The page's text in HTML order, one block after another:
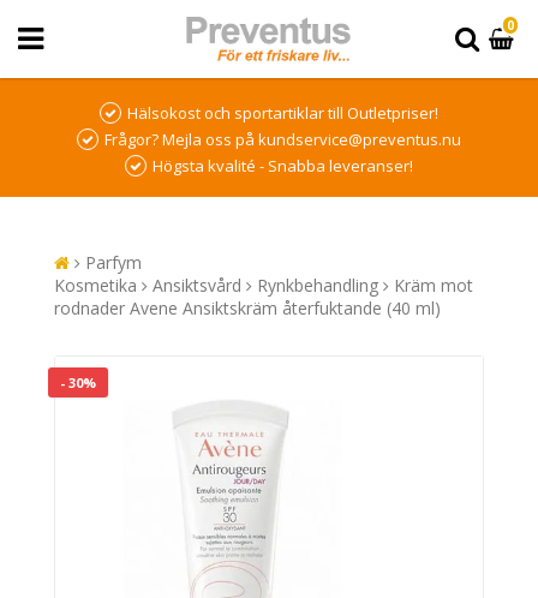
0
Hälsokost och sportartiklar till Outletpriser!
Frågor? Mejla oss på kundservice@preventus.nu
Högsta kvalité - Snabba leveranser!
Parfym
Kosmetika
Ansiktsvård Rynkbehandling
Kräm mot
rodnader Avene Ansiktskräm återfuktande (40 ml)
- 30%